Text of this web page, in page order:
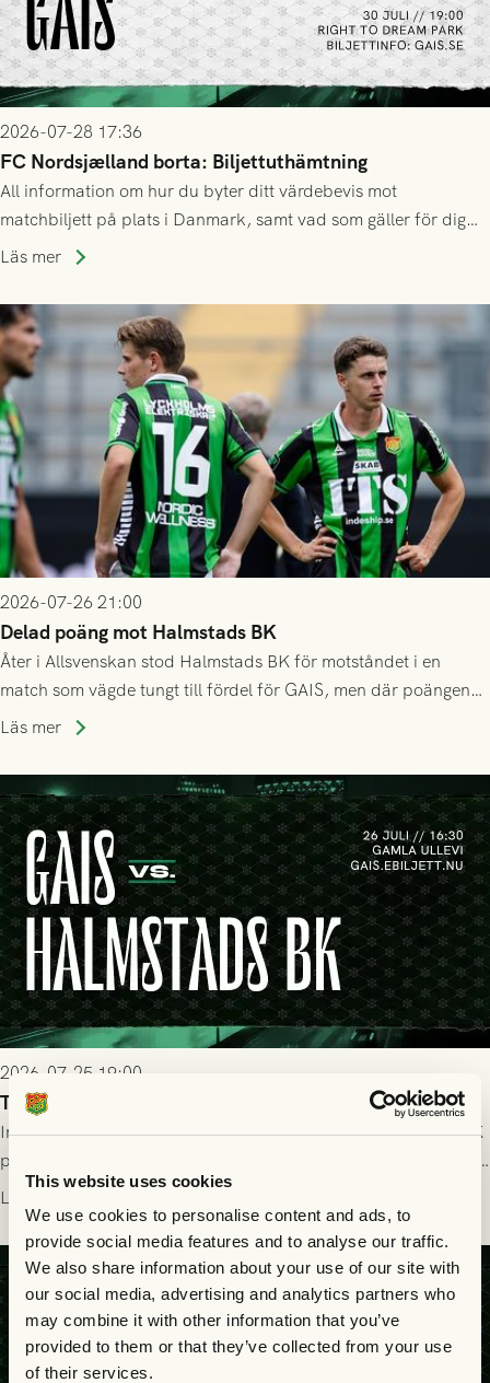
This website uses cookies
We use cookies to personalise content and ads, to
provide social media features and to analyse our traffic.
We also share information about your use of our site with
our social media, advertising and analytics partners who
may combine it with other information that you’ve
provided to them or that they’ve collected from your use
of their services.
2026-07-28 17:36
FC Nordsjælland borta: Biljettuthämtning
All information om hur du byter ditt värdebevis mot
matchbiljett på plats i Danmark, samt vad som gäller för dig
som står på reservlista eller fått förhinder.
Läs mer
2026-07-26 21:00
Delad poäng mot Halmstads BK
Åter i Allsvenskan stod Halmstads BK för motståndet i en
match som vägde tungt till fördel för GAIS, men där poängen
delades efter dramatik på tilläggstid.
Läs mer
2026-07-25 19:00
Truppen till GAIS - Halmstads BK 26/7
Imorgon söndag spelar GAIS herrar hemma mot Halmstads BK
på Gamla Ullevi med avspark kl 16.30! Fredrik Holmberg och
ledarstaben har tagit ut följande trupp till matchen:
Läs mer